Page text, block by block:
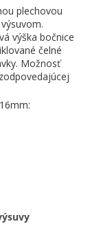
plechovou
výška bočnice
čelné
Možnosť